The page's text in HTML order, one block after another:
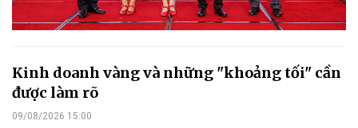
Kinh doanh vàng và những "khoảng tối" cần
được làm rõ
09/08/2026 15:00